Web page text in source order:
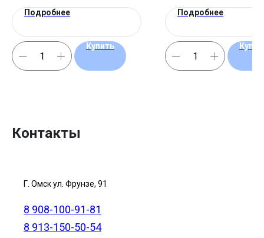
Подробнее
Купить
Подробнее
Контакты
Г. Омск ул. Фрунзе, 91
8 908-100-91-81
8 913-150-50-54